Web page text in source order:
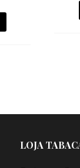
LOJA